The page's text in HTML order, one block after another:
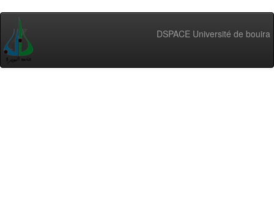
DSPACE Université de bouira